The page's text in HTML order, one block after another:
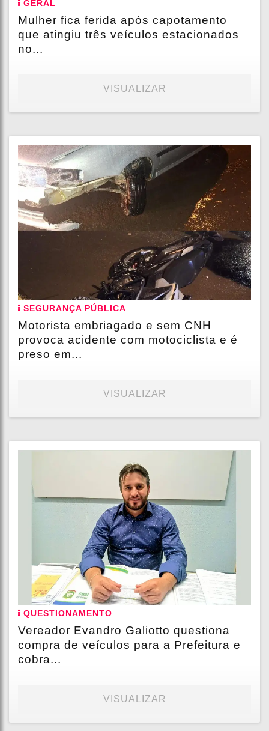
GERAL
Mulher fica ferida após capotamento
que atingiu três veículos estacionados
no...
VISUALIZAR
SEGURANÇA PÚBLICA
Motorista embriagado e sem CNH
provoca acidente com motociclista e é
preso em...
VISUALIZAR
QUESTIONAMENTO
Vereador Evandro Galiotto questiona
compra de veículos para a Prefeitura e
cobra...
VISUALIZAR